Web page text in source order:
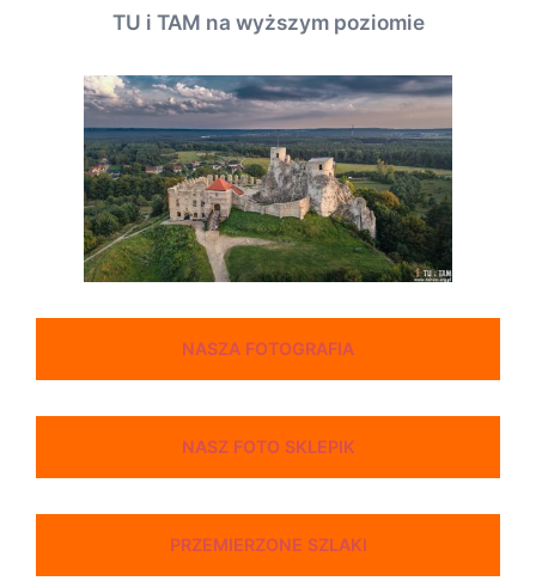
TU i TAM na wyższym poziomie
NASZA FOTOGRAFIA
NASZ FOTO SKLEPIK
PRZEMIERZONE SZLAKI